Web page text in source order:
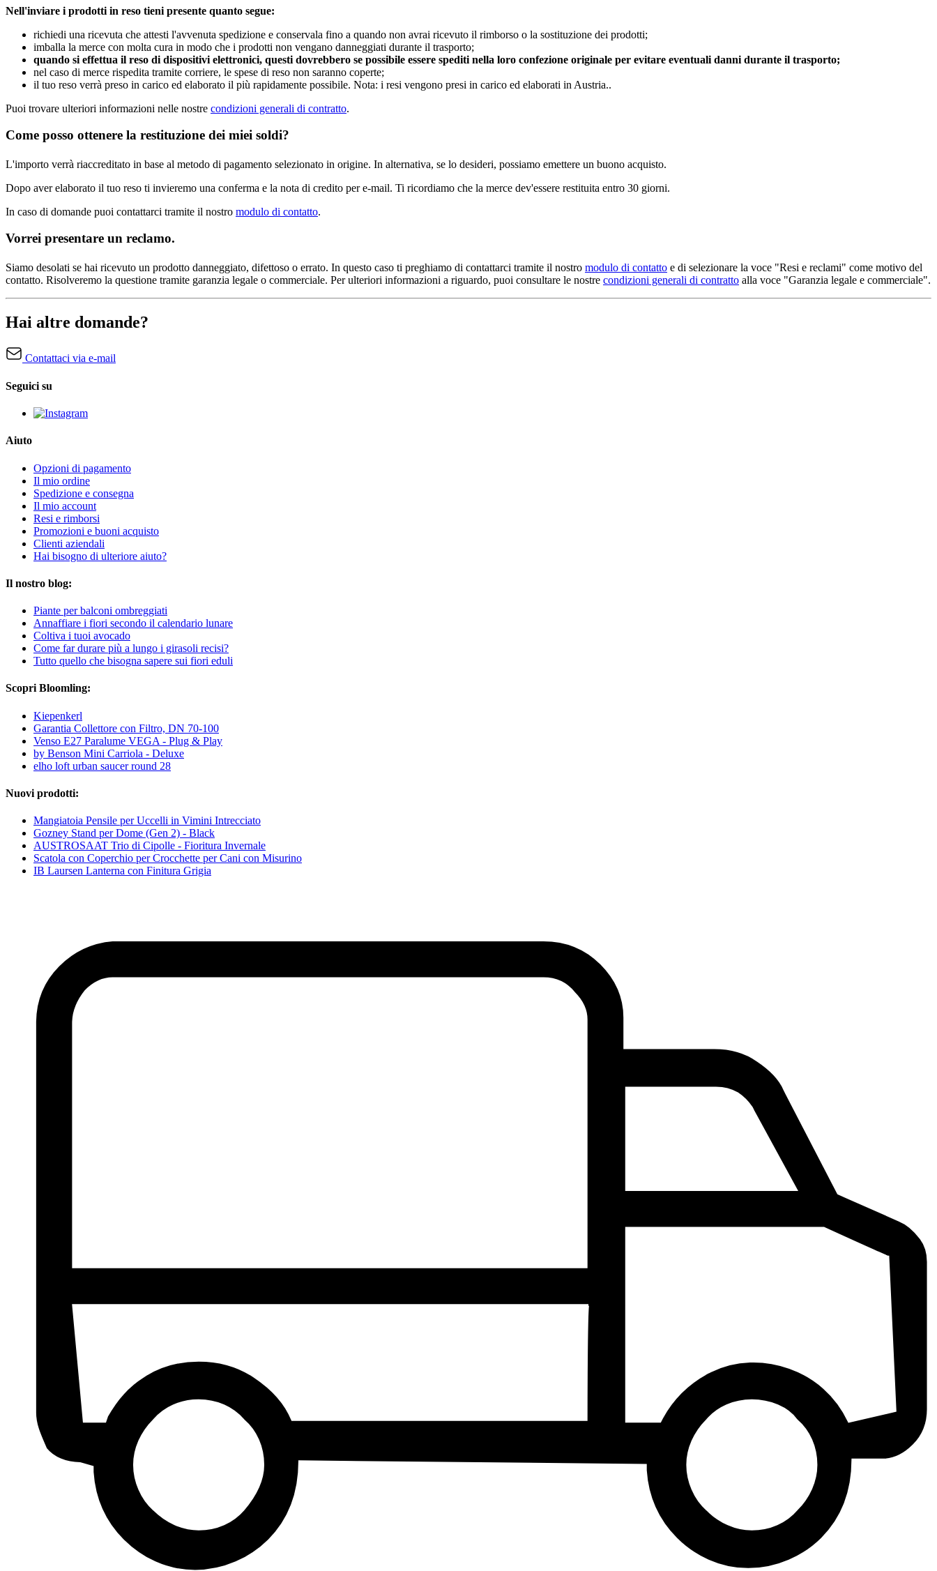
Nell'inviare i prodotti in reso tieni presente quanto segue:
richiedi una ricevuta che attesti l'avvenuta spedizione e conservala fino a quando non avrai ricevuto il rimborso o la sostituzione dei prodotti;
imballa la merce con molta cura in modo che i prodotti non vengano danneggiati durante il trasporto;
quando si effettua il reso di dispositivi elettronici, questi dovrebbero se possibile essere spediti nella loro confezione originale per evitare eventuali danni durante il trasporto;
nel caso di merce rispedita tramite corriere, le spese di reso non saranno coperte;
il tuo reso verrà preso in carico ed elaborato il più rapidamente possibile. Nota: i resi vengono presi in carico ed elaborati in Austria..
Puoi trovare ulteriori informazioni nelle nostre condizioni generali di contratto.
Come posso ottenere la restituzione dei miei soldi?
L'importo verrà riaccreditato in base al metodo di pagamento selezionato in origine. In alternativa, se lo desideri, possiamo emettere un buono acquisto.
Dopo aver elaborato il tuo reso ti invieremo una conferma e la nota di credito per e-mail. Ti ricordiamo che la merce dev'essere restituita entro 30 giorni.
In caso di domande puoi contattarci tramite il nostro modulo di contatto.
Vorrei presentare un reclamo.
Siamo desolati se hai ricevuto un prodotto danneggiato, difettoso o errato. In questo caso ti preghiamo di contattarci tramite il nostro modulo di contatto e di selezionare la voce "Resi e reclami" come motivo del
contatto. Risolveremo la questione tramite garanzia legale o commerciale. Per ulteriori informazioni a riguardo, puoi consultare le nostre condizioni generali di contratto alla voce "Garanzia legale e commerciale".
Hai altre domande?
Contattaci via e-mail
Seguici su
Aiuto
Opzioni di pagamento
Il mio ordine
Spedizione e consegna
Il mio account
Resi e rimborsi
Promozioni e buoni acquisto
Clienti aziendali
Hai bisogno di ulteriore aiuto?
Il nostro blog:
Piante per balconi ombreggiati
Annaffiare i fiori secondo il calendario lunare
Coltiva i tuoi avocado
Come far durare più a lungo i girasoli recisi?
Tutto quello che bisogna sapere sui fiori eduli
Scopri Bloomling:
Kiepenkerl
Garantia Collettore con Filtro, DN 70-100
Venso E27 Paralume VEGA - Plug & Play
by Benson Mini Carriola - Deluxe
elho loft urban saucer round 28
Nuovi prodotti:
Mangiatoia Pensile per Uccelli in Vimini Intrecciato
Gozney Stand per Dome (Gen 2) - Black
AUSTROSAAT Trio di Cipolle - Fioritura Invernale
Scatola con Coperchio per Crocchette per Cani con Misurino
IB Laursen Lanterna con Finitura Grigia